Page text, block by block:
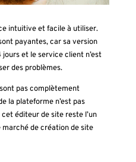
intuitive et facile à utiliser.
payantes, car sa version
jours et le service client n’est
des problèmes.
pas complètement
la plateforme n’est pas
éditeur de site reste l’un
marché de création de site